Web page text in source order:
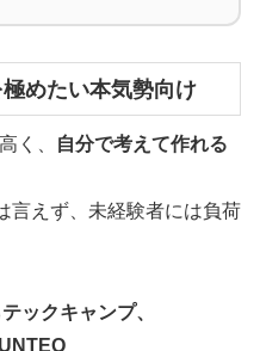
めたい本気勢向け
く、
自分で考えて作れる
言えず、未経験者には負荷
ックキャンプ、